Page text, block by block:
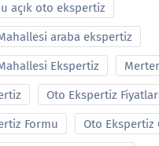
açık oto ekspertiz
araba ekspertiz
Ekspertiz
Oto Ekspertiz
Formu Oto Ekspertiz